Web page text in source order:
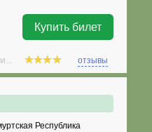
Купить билет
отзывы
Республика